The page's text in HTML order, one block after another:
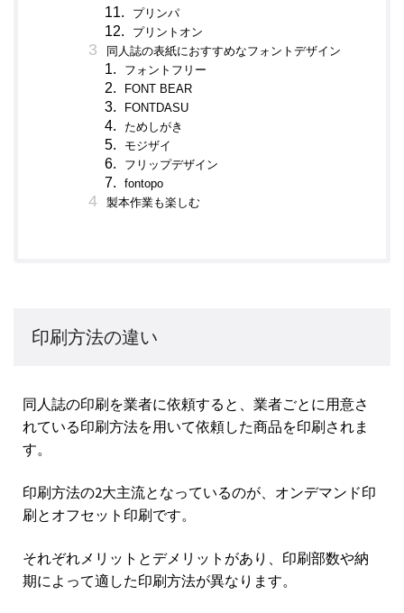
プリンパ
プリントオン
同人誌の表紙におすすめなフォントデザイン
フォントフリー
FONT BEAR
FONTDASU
ためしがき
モジザイ
フリップデザイン
fontopo
製本作業も楽しむ
印刷方法の違い
同人誌の印刷を業者に依頼すると、業者ごとに用意さ
れている印刷方法を用いて依頼した商品を印刷されま
す。
印刷方法の2大主流となっているのが、オンデマンド印
刷とオフセット印刷です。
それぞれメリットとデメリットがあり、印刷部数や納
期によって適した印刷方法が異なります。